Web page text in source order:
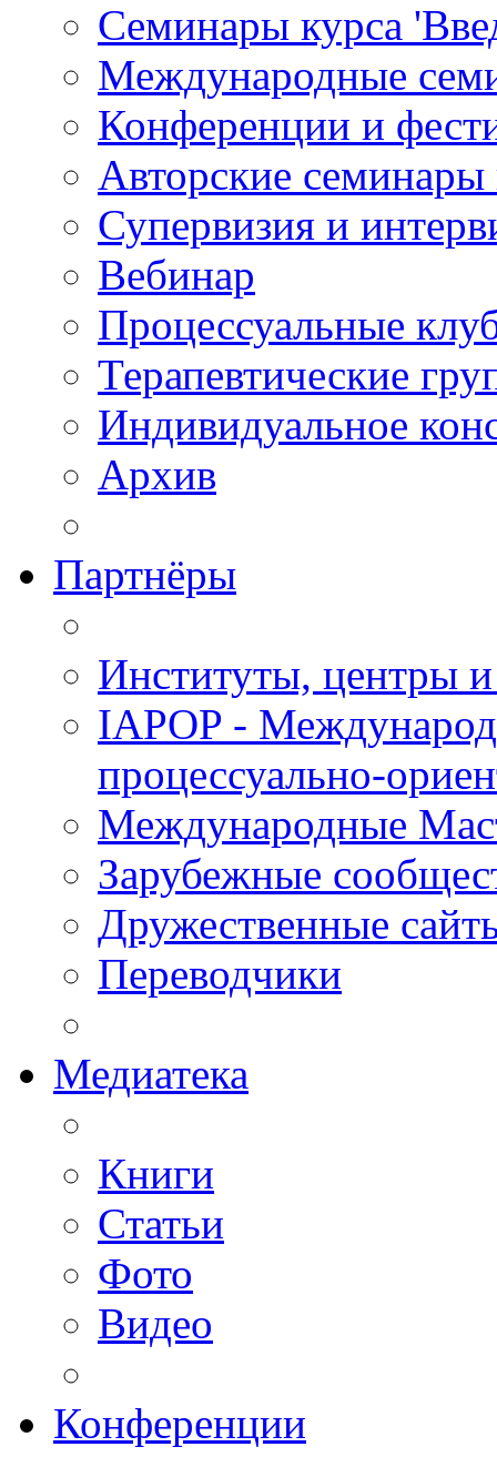
Семинары курса
Международные
Конференции и
Авторские
Супервизия и
Вебинар
Процессуальные
Терапевтические
Индивидуальное
Архив
Партнёры
Институты, центры
IAPOP -
процессуально-
Международные
Зарубежные
Дружественные
Переводчики
Медиатека
Книги
Статьи
Фото
Видео
Конференции